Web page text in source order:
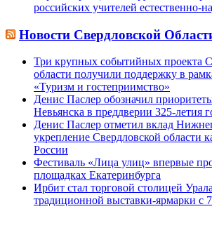
российских учителей естественно-
Новости Свердловской
Три крупных событийных проекта
области получили поддержку в
«Туризм и гостеприимство»
Денис Паслер обозначил
Невьянска в преддверии 325-летия
Денис Паслер отметил вклад
укрепление Свердловской области
России
Фестиваль «Лица улиц» впервые
площадках Екатеринбурга
Ирбит стал торговой столицей
традиционной выставки-ярмарки с